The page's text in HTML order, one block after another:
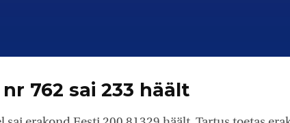
762 sai 233 häält